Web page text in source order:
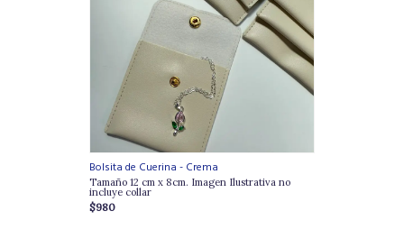
Bolsita de Cuerina - Crema
Tamaño 12 cm x 8cm. Imagen Ilustrativa no
incluye collar
$980